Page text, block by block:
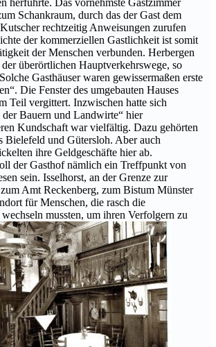
Schankraum, durch das der Gast dem
rechtzeitig Anweisungen zurufen
der kommerziellen Gastlichkeit ist somit
der Menschen verbunden. Herbergen
der überörtlichen Hauptverkehrswege, so
Gasthäuser waren gewissermaßen erste
Die Fenster des umgebauten Hauses
Teil vergittert. Inzwischen hatte sich
Bauern und Landwirte“ hier
Kundschaft war vielfältig. Dazu gehörten
Bielefeld und Gütersloh. Aber auch
ihre Geldgeschäfte hier ab.
der Gasthof nämlich ein Treffpunkt von
sein. Isselhorst, an der Grenze zur
Amt Reckenberg, zum Bistum Münster
für Menschen, die rasch die
mussten, um ihren Verfolgern zu